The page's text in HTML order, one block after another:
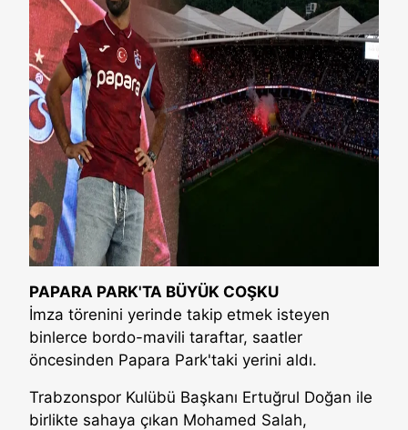
PAPARA PARK'TA BÜYÜK COŞKU
İmza törenini yerinde takip etmek isteyen
binlerce bordo-mavili taraftar, saatler
öncesinden Papara Park'taki yerini aldı.
Trabzonspor Kulübü Başkanı Ertuğrul Doğan ile
birlikte sahaya çıkan Mohamed Salah,